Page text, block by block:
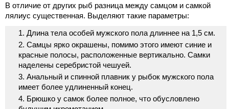
В отличие от других рыб разница между самцом и самкой
лялиус существенная. Выделяют такие параметры:
Длина тела особей мужского пола длиннее на 1,5 см.
Самцы ярко окрашены, помимо этого имеют синие и
красные полосы, расположенные вертикально. Самки
наделены серебристой чешуей.
Анальный и спинной плавник у рыбок мужского пола
имеет более удлиненный конец.
Брюшко у самок более полное, что обусловлено